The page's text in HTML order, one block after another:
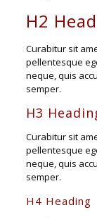
H2
Curabitur sit
pellentesque
neque, quis
semper.
H3
Curabitur sit
pellentesque
neque, quis
semper.
H4 Heading